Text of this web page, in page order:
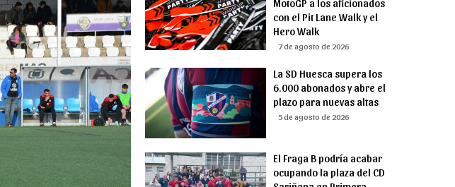
MotoGP a los aficionados
con el Pit Lane Walk y el
Hero Walk
7 de agosto de 2026
La SD Huesca supera los
6.000 abonados y abre el
plazo para nuevas altas
5 de agosto de 2026
El Fraga B podría acabar
ocupando la plaza del CD